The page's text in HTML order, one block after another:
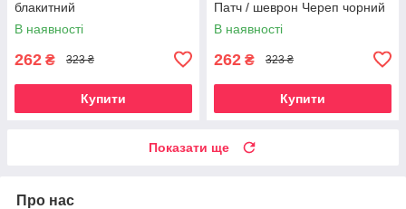
блакитний
В наявності
262 ₴ 323 ₴
Купити
Патч / шеврон Череп чорний
В наявності
262 ₴ 323 ₴
Купити
Показати ще
Про нас